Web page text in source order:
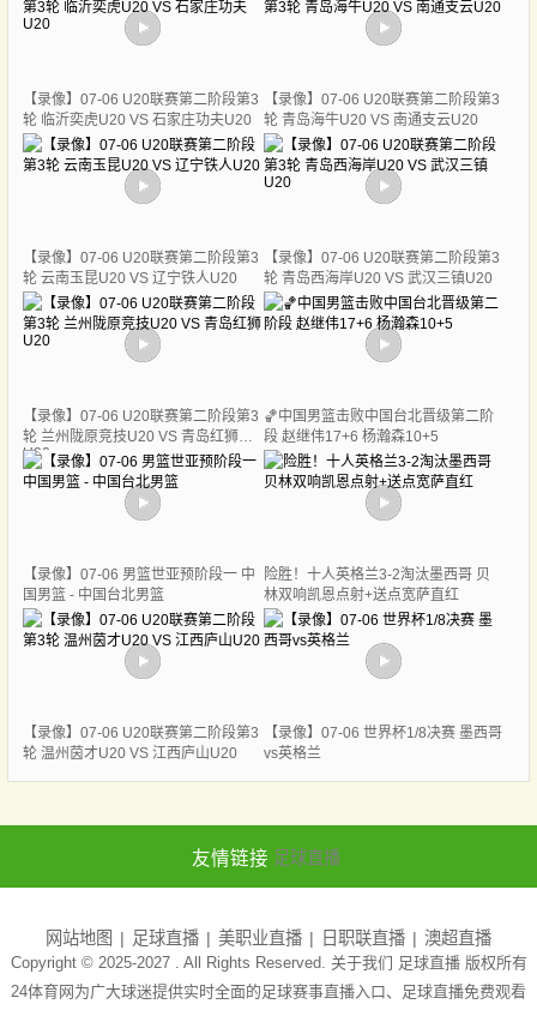
【录像】07-06 U20联赛第二阶段第3
轮 临沂奕虎U20 VS 石家庄功夫U20
【录像】07-06 U20联赛第二阶段第3
轮 青岛海牛U20 VS 南通支云U20
【录像】07-06 U20联赛第二阶段第3
轮 云南玉昆U20 VS 辽宁铁人U20
【录像】07-06 U20联赛第二阶段第3
轮 青岛西海岸U20 VS 武汉三镇U20
【录像】07-06 U20联赛第二阶段第3
轮 兰州陇原竞技U20 VS 青岛红狮
U20
🏀中国男篮击败中国台北晋级第二阶
段 赵继伟17+6 杨瀚森10+5
【录像】07-06 男篮世亚预阶段一 中
国男篮 - 中国台北男篮
险胜！十人英格兰3-2淘汰墨西哥 贝
林双响凯恩点射+送点宽萨直红
【录像】07-06 U20联赛第二阶段第3
轮 温州茵才U20 VS 江西庐山U20
【录像】07-06 世界杯1/8决赛 墨西哥
vs英格兰
友情链接 足球直播
网站地图 足球直播 美职业直播 日职联直播 澳超直播
Copyright © 2025-2027 . All Rights Reserved. 关于我们 足球直播版权所有
24体育网为广大球迷提供实时全面的足球赛事直播入口、足球直播免费观看